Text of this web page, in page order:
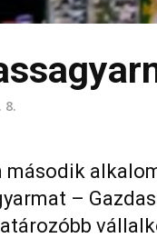
8.
második
–